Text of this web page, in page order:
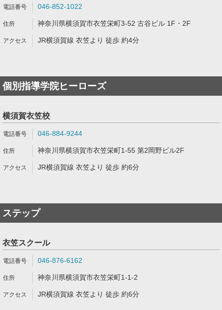
046-852-1022
神奈川県横須賀市衣笠栄町3-52 古谷ビル 1F・2F
JR横須賀線 衣笠より 徒歩 約4分
個別指導学院ヒーローズ
横須賀衣笠校
046-884-9244
神奈川県横須賀市衣笠栄町1-55 第2岡野ビル2F
JR横須賀線 衣笠より 徒歩 約6分
ステップ
衣笠スクール
046-876-6162
神奈川県横須賀市衣笠栄町1-1-2
JR横須賀線 衣笠より 徒歩 約6分